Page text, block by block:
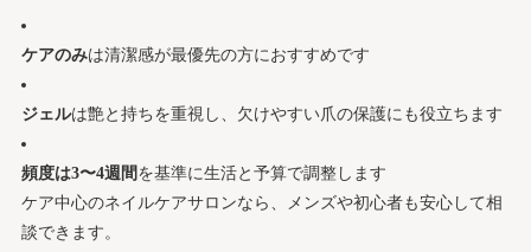
ケアのみは清潔感が最優先の方におすすめです
ジェルは艶と持ちを重視し、欠けやすい爪の保護にも役立ちます
頻度は3〜4週間 を基準に生活と予算で調整します
ケア中心のネイルケアサロンなら、メンズや初心者も安心して相
談できます。